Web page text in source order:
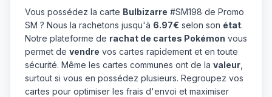
Vous possédez la carte Bulbizarre #SM198 de Promo
SM ? Nous la rachetons jusqu'à 6.97€ selon son état.
Notre plateforme de rachat de cartes Pokémon vous
permet de vendre vos cartes rapidement et en toute
sécurité. Même les cartes communes ont de la valeur
surtout si vous en possédez plusieurs. Regroupez vos
cartes pour optimiser les frais d'envoi et maximiser